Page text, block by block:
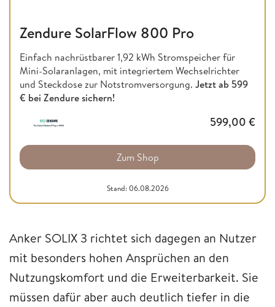
Zendure SolarFlow 800 Pro
Einfach nachrüstbarer 1,92 kWh Stromspeicher für
Mini-Solaranlagen, mit integriertem Wechselrichter
und Steckdose zur Notstromversorgung. Jetzt ab 599
€ bei Zendure sichern!
599,00 €
Zum Shop
Stand: 06.08.2026
Anker SOLIX 3 richtet sich dagegen an Nutzer
mit besonders hohen Ansprüchen an den
Nutzungskomfort und die Erweiterbarkeit. Sie
müssen dafür aber auch deutlich tiefer in die